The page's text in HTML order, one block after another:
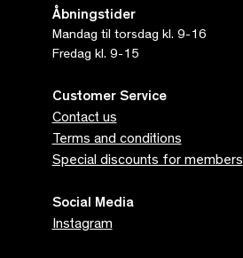
Åbningstider
Mandag til torsdag kl. 9-16
Fredag kl. 9-15
Customer Service
Contact us
Terms and conditions
Special discounts for members
Social Media
Instagram